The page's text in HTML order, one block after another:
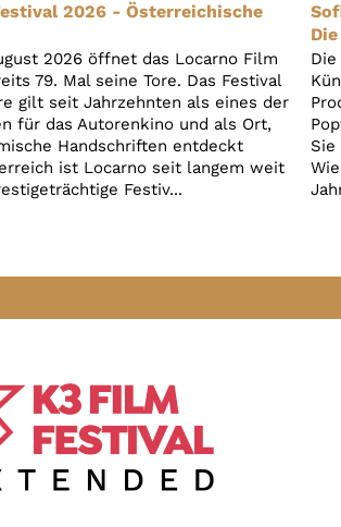
2026 - Österreichische
2026 öffnet das Locarno Film
79. Mal seine Tore. Das Festival
gilt seit Jahrzehnten als eines der
für das Autorenkino und als Ort,
Handschriften entdeckt
ist Locarno seit langem weit
Festiv...
Sie